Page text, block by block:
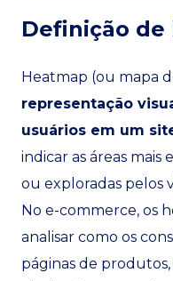
Definição de
Heatmap (ou mapa
representação
usuários em um
indicar as áreas mais
ou exploradas pelos
No e-commerce, os
analisar como os
páginas de